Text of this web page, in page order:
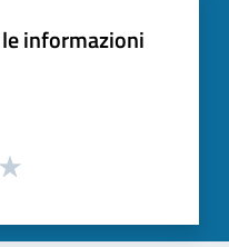
informazioni